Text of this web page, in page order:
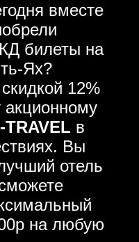
вместе
билеты на
Ях?
12%
TRAVEL в
Вы
отель
на любую